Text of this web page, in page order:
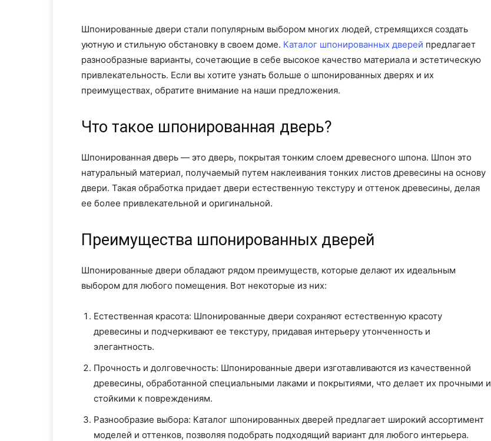
Шпонированные двери стали популярным выбором многих людей, стремящихся создать
уютную и стильную обстановку в своем доме. Каталог шпонированных дверей предлагает
разнообразные варианты, сочетающие в себе высокое качество материала и эстетическую
привлекательность. Если вы хотите узнать больше о шпонированных дверях и их
преимуществах, обратите внимание на наши предложения.
Что такое шпонированная дверь?
Шпонированная дверь — это дверь, покрытая тонким слоем древесного шпона. Шпон это
натуральный материал, получаемый путем наклеивания тонких листов древесины на основу
двери. Такая обработка придает двери естественную текстуру и оттенок древесины, делая
ее более привлекательной и оригинальной.
Преимущества шпонированных дверей
Шпонированные двери обладают рядом преимуществ, которые делают их идеальным
выбором для любого помещения. Вот некоторые из них:
Естественная красота: Шпонированные двери сохраняют естественную красоту
древесины и подчеркивают ее текстуру, придавая интерьеру утонченность и
элегантность.
Прочность и долговечность: Шпонированные двери изготавливаются из качественной
древесины, обработанной специальными лаками и покрытиями, что делает их прочными и
стойкими к повреждениям.
Разнообразие выбора: Каталог шпонированных дверей предлагает широкий ассортимент
моделей и оттенков, позволяя подобрать подходящий вариант для любого интерьера.